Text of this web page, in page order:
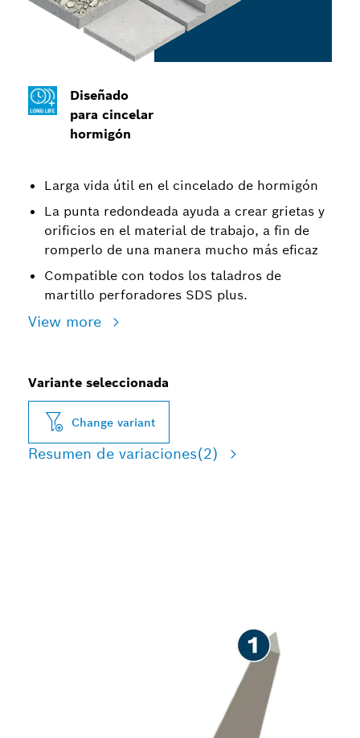
Diseñado
para cincelar
hormigón
Larga vida útil en el cincelado de hormigón
La punta redondeada ayuda a crear grietas y
orificios en el material de trabajo, a fin de
romperlo de una manera mucho más eficaz
Compatible con todos los taladros de
martillo perforadores SDS plus.
View more
Variante seleccionada
Change variant
Resumen de variaciones(2)